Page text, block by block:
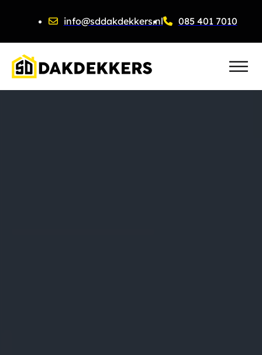
info@sddakdekkers.nl 085 401 7010